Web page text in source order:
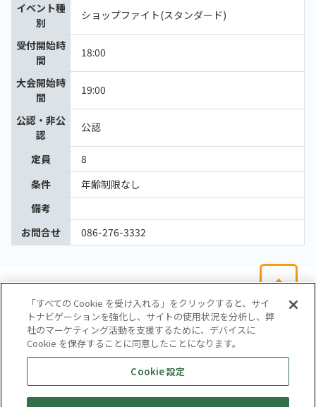
イベント種
別
ショップファイト(スタンダード)
受付開始時
間
18:00
大会開始時
間
19:00
公認・非公
認
公認
定員
8
条件
年齢制限なし
備考
お問合せ
086-276-3332
会社概要
サイトマップ
お問い合わせ
個人情報保護方針
株式会社テイツー
「すべての Cookie を受け入れる」をクリックすると、サイ
トナビゲーションを強化し、サイトの使用状況を分析し、弊
社のマーケティング活動を支援するために、デバイスに
Cookie を保存することに同意したことになります。
Cookie 設定